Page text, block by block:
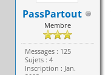
PassPartout
Membre
Messages : 125
Sujets : 4
Inscription : Jan.